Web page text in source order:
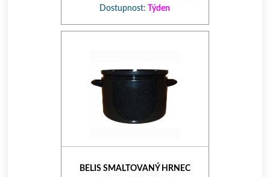
Dostupnost: Týden
BELIS SMALTOVANÝ HRNEC